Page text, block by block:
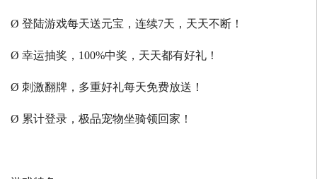
Ø 登陆游戏每天送元宝，连续7天，天天不断！
Ø 幸运抽奖，100%中奖，天天都有好礼！
Ø 刺激翻牌，多重好礼每天免费放送！
Ø 累计登录，极品宠物坐骑领回家！